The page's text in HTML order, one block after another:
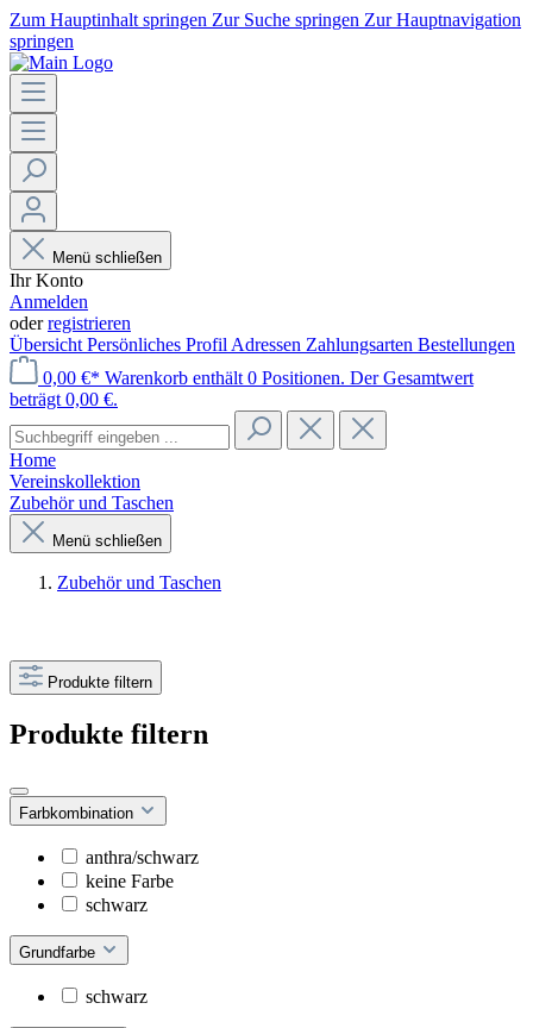
Zum Hauptinhalt springen Zur Suche springen Zur Hauptnavigation
springen
Menü schließen
Ihr Konto
Anmelden
oderregistrieren
Übersicht Persönliches Profil Adressen Zahlungsarten Bestellungen
0,00 €* Warenkorb enthält 0 Positionen. Der Gesamtwert
beträgt 0,00 €.
Home
Vereinskollektion
Zubehör und Taschen
Menü schließen
Zubehör und Taschen
Produkte filtern
Produkte filtern
Farbkombination
anthra/schwarz
keine Farbe
schwarz
Grundfarbe
schwarz